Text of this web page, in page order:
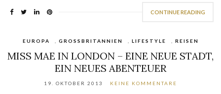
CONTINUE READING
EUROPA GROSSBRITANNIEN LIFESTYLE REISEN
MISS MAE IN LONDON – EINE NEUE STADT,
EIN NEUES ABENTEUER
19. OKTOBER 2013 KEINE KOMMENTARE